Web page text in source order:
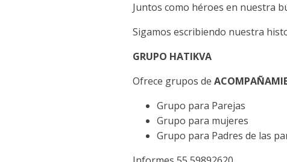
Juntos como héroes en nuestra
Sigamos escribiendo nuestra
GRUPO HATIKVA
Ofrece grupos de
Grupo para Parejas
Grupo para mujeres
Grupo para Padres de las